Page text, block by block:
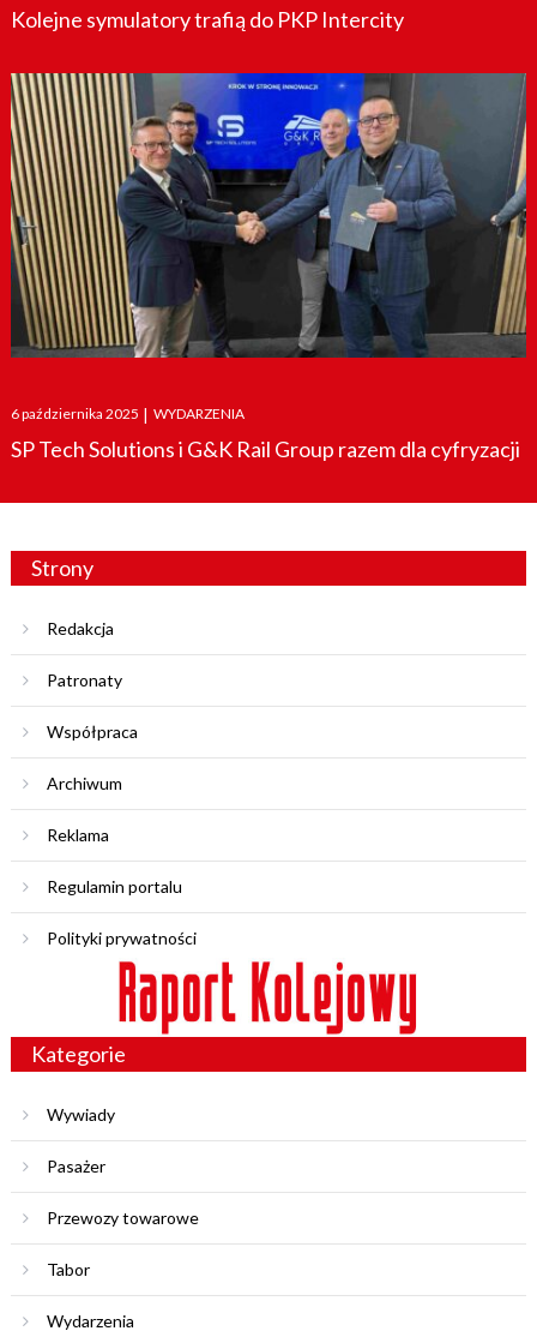
Kolejne symulatory trafią do PKP Intercity
Posted
on
6 października 2025 | WYDARZENIA
SP Tech Solutions i G&K Rail Group razem dla cyfryzacji
Strony
Redakcja
Patronaty
Współpraca
Archiwum
Reklama
Regulamin portalu
Polityki prywatności
Kategorie
Wywiady
Pasażer
Przewozy towarowe
Tabor
Wydarzenia